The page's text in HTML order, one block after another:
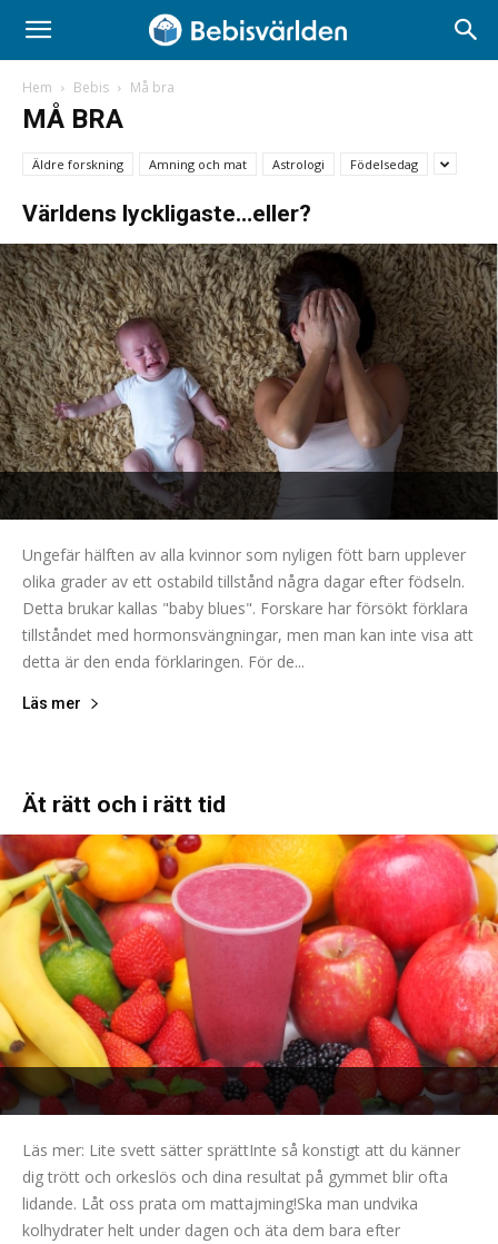
Hem Bebis Må bra
MÅ BRA
Äldre forskning Amning och mat Astrologi Födelsedag
Världens lyckligaste…eller?
Ungefär hälften av alla kvinnor som nyligen fött barn upplever
olika grader av ett ostabild tillstånd några dagar efter födseln.
Detta brukar kallas "baby blues". Forskare har försökt förklara
tillståndet med hormonsvängningar, men man kan inte visa att
detta är den enda förklaringen. För de...
Läs mer
Ät rätt och i rätt tid
Läs mer: Lite svett sätter sprättInte så konstigt att du känner
dig trött och orkeslös och dina resultat på gymmet blir ofta
lidande. Låt oss prata om mattajming!Ska man undvika
kolhydrater helt under dagen och äta dem bara efter